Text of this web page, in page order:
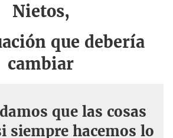
Nietos,
que debería
cambiar
que las cosas
siempre hacemos lo